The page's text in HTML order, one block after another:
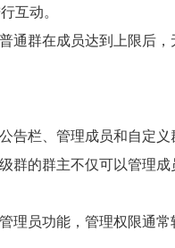
互动。
群在成员达到上限后，
栏、管理成员和自定义
群的群主不仅可以管理
理员功能，管理权限通